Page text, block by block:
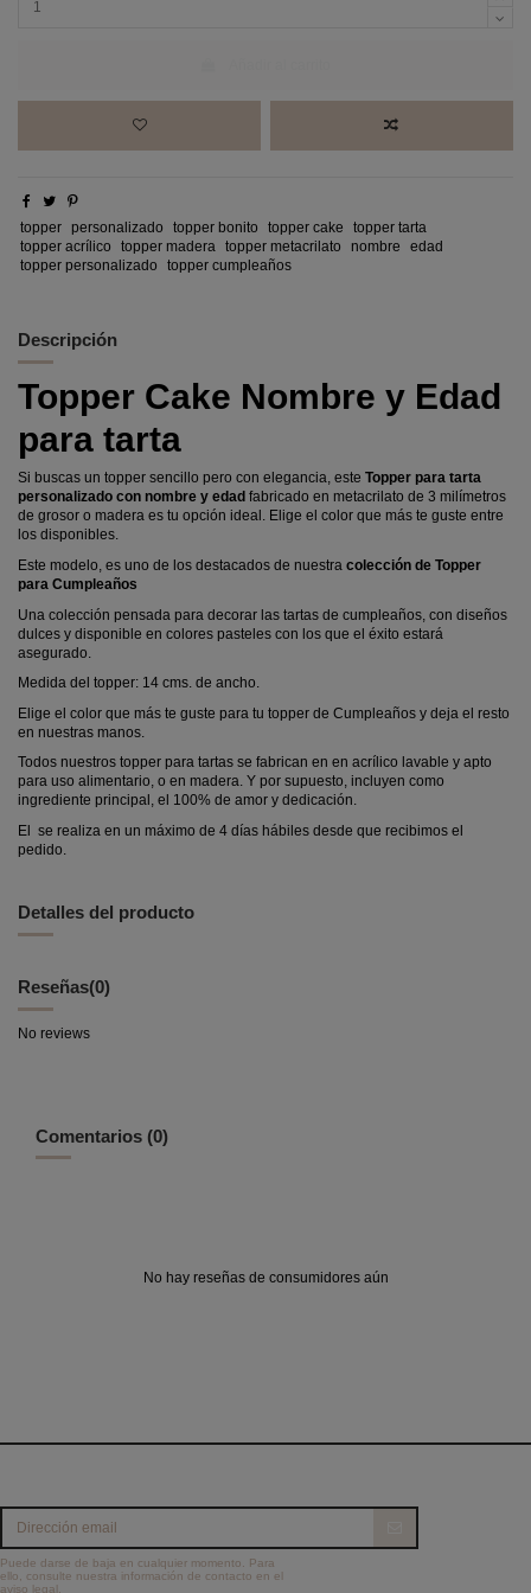
topper personalizado topper bonito topper cake
topper tarta
topper acrílico
topper madera topper metacrilato nombre
edad
topper personalizado
topper cumpleaños
Descripción
Topper Cake Nombre y Edad
para tarta
Si buscas un topper sencillo pero con elegancia, este Topper para tarta
personalizado con nombre y edad fabricado en metacrilato de 3 milímetros
de grosor o madera es tu opción ideal. Elige el color que más te guste entre
los disponibles.
Este modelo, es uno de los destacados de nuestra colección de Topper
para Cumpleaños
Una colección pensada para decorar las tartas de cumpleaños, con diseños
dulces y disponible en colores pasteles con los que el éxito estará
asegurado.
Medida del topper: 14 cms. de ancho.
Elige el color que más te guste para tu topper de Cumpleaños y deja el resto
en nuestras manos.
Todos nuestros topper para tartas se fabrican en en acrílico lavable y apto
para uso alimentario, o en madera. Y por supuesto, incluyen como
ingrediente principal, el 100% de amor y dedicación.
El se realiza en un máximo de 4 días hábiles desde que recibimos el
pedido.
Detalles del producto
Reseñas(0)
No reviews
Comentarios (0)
No hay reseñas de consumidores aún
Puede darse de baja en cualquier momento. Para
ello, consulte nuestra información de contacto en el
aviso legal.